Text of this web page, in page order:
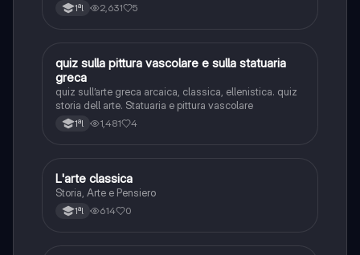
1ªl 2,631 5
QStoria dell'arte
quiz sulla pittura vascolare e sulla statuaria
greca
quiz sull’arte greca arcaica, classica, ellenistica. quiz
storia dell arte. Statuaria e pittura vascolare
1ªl 1,481 4
LStoria dell'arte
L'arte classica
Storia, Arte e Pensiero
1ªl 614 0